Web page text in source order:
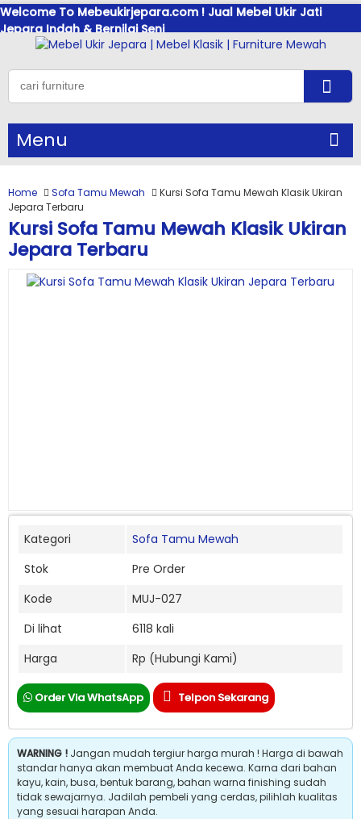
Welcome To Mebeukirjepara.com ! Jual Mebel Ukir Jati
Jepara Indah & Bernilai Seni
Menu
Home Sofa Tamu Mewah
Kursi Sofa Tamu Mewah Klasik Ukiran
Jepara Terbaru
Kursi Sofa Tamu Mewah Klasik Ukiran
Jepara Terbaru
Kategori
Sofa Tamu Mewah
Stok
Pre Order
Kode
MUJ-027
Di lihat
6118 kali
Harga
Rp (Hubungi Kami)
Order Via WhatsApp Telpon Sekarang
WARNING ! Jangan mudah tergiur harga murah ! Harga di bawah
standar hanya akan membuat Anda kecewa. Karna dari bahan
kayu, kain, busa, bentuk barang, bahan warna finishing sudah
tidak sewajarnya. Jadilah pembeli yang cerdas, pilihlah kualitas
yang sesuai harapan Anda.